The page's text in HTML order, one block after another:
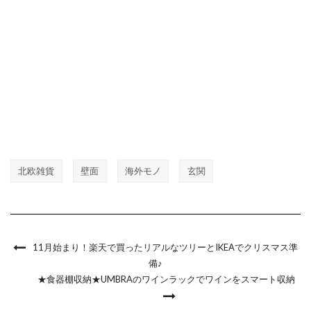
北欧雑貨 壁面 海外モノ 玄関
11月始まり！楽天で買ったリアルなツリーとIKEAでクリスマス準
備♪
★食器棚収納★UMBRAのワインラックでワインをスマート収納